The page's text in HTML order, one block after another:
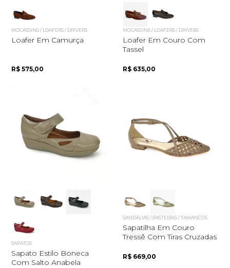
MOCASSINS / LOAFERS / DRIVERS
Loafer Em Camurça
R$ 575,00
MOCASSINS / LOAFERS / DRIVERS
Loafer Em Couro Com
Tassel
R$ 635,00
SAPATOS
Sapato Estilo Boneca
Com Salto Anabela
SANDÁLIAS / RASTEIRAS / TAMANCOS
Sapatilha Em Couro
Tressê Com Tiras Cruzadas
R$ 669,00